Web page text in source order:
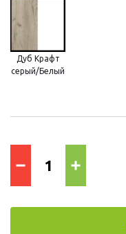
Дуб Крафт
серый/Белый